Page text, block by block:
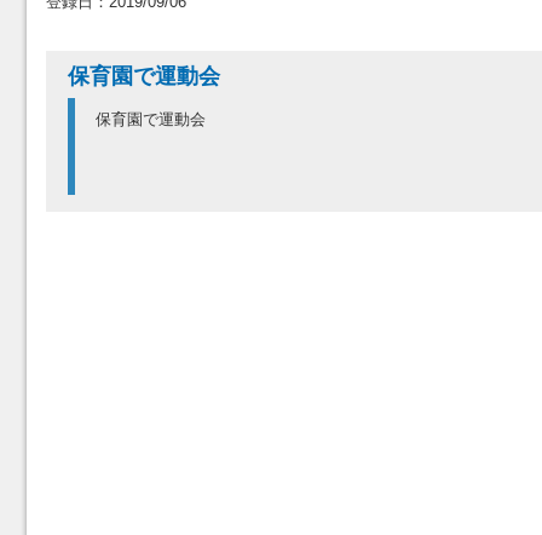
保育園で運動会
保育園で運動会